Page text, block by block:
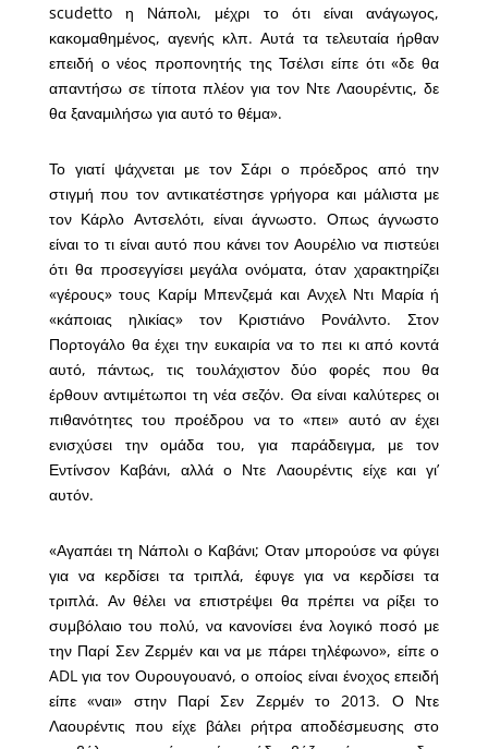
scudetto η Νάπολι, μέχρι το ότι είναι ανάγωγος,
κακομαθημένος, αγενής κλπ. Αυτά τα τελευταία ήρθαν
επειδή ο νέος προπονητής της Τσέλσι είπε ότι «δε θα
απαντήσω σε τίποτα πλέον για τον Ντε Λαουρέντις, δε
θα ξαναμιλήσω για αυτό το θέμα».
Το γιατί ψάχνεται με τον Σάρι ο πρόεδρος από την
στιγμή που τον αντικατέστησε γρήγορα και μάλιστα με
τον Κάρλο Αντσελότι, είναι άγνωστο. Οπως άγνωστο
είναι το τι είναι αυτό που κάνει τον Αουρέλιο να πιστεύει
ότι θα προσεγγίσει μεγάλα ονόματα, όταν χαρακτηρίζει
«γέρους» τους Καρίμ Μπενζεμά και Ανχελ Ντι Μαρία ή
«κάποιας ηλικίας» τον Κριστιάνο Ρονάλντο. Στον
Πορτογάλο θα έχει την ευκαιρία να το πει κι από κοντά
αυτό, πάντως, τις τουλάχιστον δύο φορές που θα
έρθουν αντιμέτωποι τη νέα σεζόν. Θα είναι καλύτερες οι
πιθανότητες του προέδρου να το «πει» αυτό αν έχει
ενισχύσει την ομάδα του, για παράδειγμα, με τον
Εντίνσον Καβάνι, αλλά ο Ντε Λαουρέντις είχε και γι’
αυτόν.
«Αγαπάει τη Νάπολι ο Καβάνι; Οταν μπορούσε να φύγει
για να κερδίσει τα τριπλά, έφυγε για να κερδίσει τα
τριπλά. Αν θέλει να επιστρέψει θα πρέπει να ρίξει το
συμβόλαιο του πολύ, να κανονίσει ένα λογικό ποσό με
την Παρί Σεν Ζερμέν και να με πάρει τηλέφωνο», είπε ο
ADL για τον Ουρουγουανό, ο οποίος είναι ένοχος επειδή
είπε «ναι» στην Παρί Σεν Ζερμέν το 2013. Ο Ντε
Λαουρέντις που είχε βάλει ρήτρα αποδέσμευσης στο